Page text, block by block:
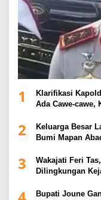
1
Klarifikasi
Ada Cawe-cawe,
2
Keluarga Besar
Bumi Mapan
3
Wakajati Feri
Dilingkungan
Bupati Joune